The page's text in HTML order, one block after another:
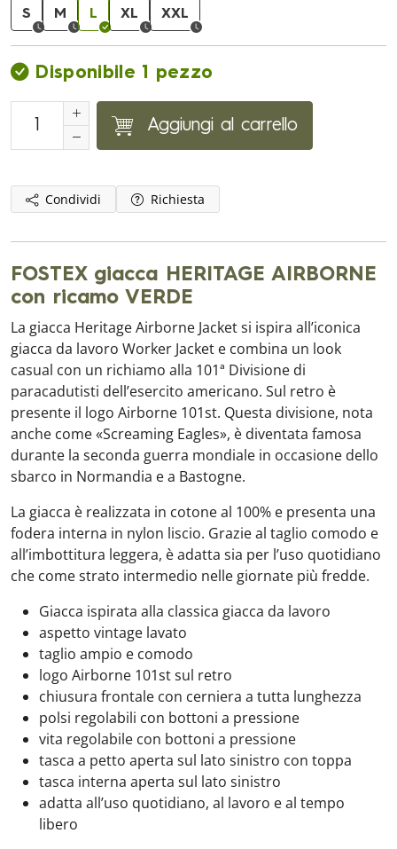
S M L XL XXL
Disponibile 1 pezzo
Aggiungi al carrello
Condividi Richiesta
FOSTEX giacca HERITAGE AIRBORNE
con ricamo VERDE
La giacca Heritage Airborne Jacket si ispira all’iconica
giacca da lavoro Worker Jacket e combina un look
casual con un richiamo alla 101ª Divisione di
paracadutisti dell’esercito americano. Sul retro è
presente il logo Airborne 101st. Questa divisione, nota
anche come «Screaming Eagles», è diventata famosa
durante la seconda guerra mondiale in occasione dello
sbarco in Normandia e a Bastogne.
La giacca è realizzata in cotone al 100% e presenta una
fodera interna in nylon liscio. Grazie al taglio comodo e
all’imbottitura leggera, è adatta sia per l’uso quotidiano
che come strato intermedio nelle giornate più fredde.
Giacca ispirata alla classica giacca da lavoro
aspetto vintage lavato
taglio ampio e comodo
logo Airborne 101st sul retro
chiusura frontale con cerniera a tutta lunghezza
polsi regolabili con bottoni a pressione
vita regolabile con bottoni a pressione
tasca a petto aperta sul lato sinistro con toppa
tasca interna aperta sul lato sinistro
adatta all’uso quotidiano, al lavoro e al tempo
libero